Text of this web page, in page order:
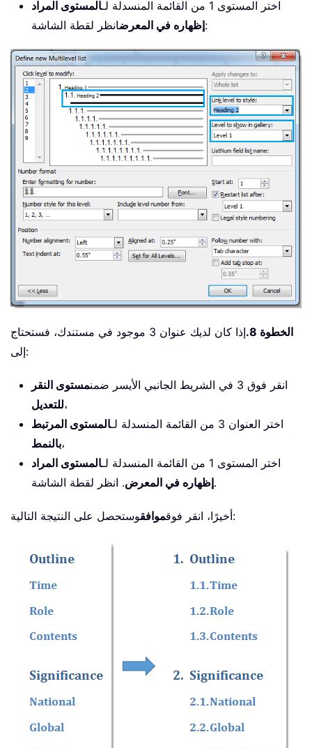
اختر المستوى 1 من القائمة المنسدلة لـ
المستوى المراد
إظهاره في المعرضانظر لقطة الشاشة:
الخطوة 8.
إذا كان لديك عنوان 3 موجود في مستندك، فستحتاج
إلى:
انقر فوق 3 في الشريط الجانبي الأيسر ضمن
مستوى النقر
للتعديل،
اختر العنوان 3 من القائمة المنسدلة لـ
المستوى المرتبط
بالنمط،
اختر المستوى 1 من القائمة المنسدلة لـ
المستوى المراد
إظهاره في المعرض. انظر لقطة الشاشة.
أخيرًا، انقر فوقموافق وستحصل على النتيجة التالية: